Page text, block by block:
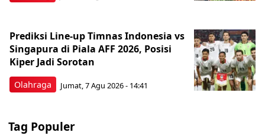
Olahraga
Prediksi Line-up Timnas Indonesia vs
Singapura di Piala AFF 2026, Posisi
Kiper Jadi Sorotan
Jumat, 7 Agu 2026 - 14:41
Tag Populer